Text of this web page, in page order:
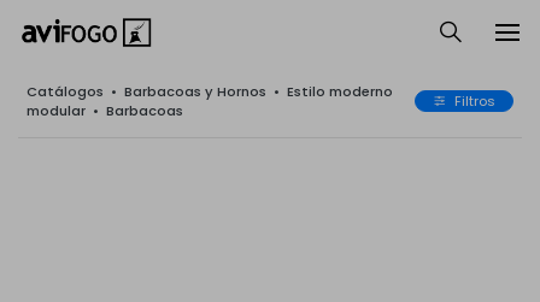
Catálogos • Barbacoas y Hornos • Estilo moderno
modular • Barbacoas Filtros